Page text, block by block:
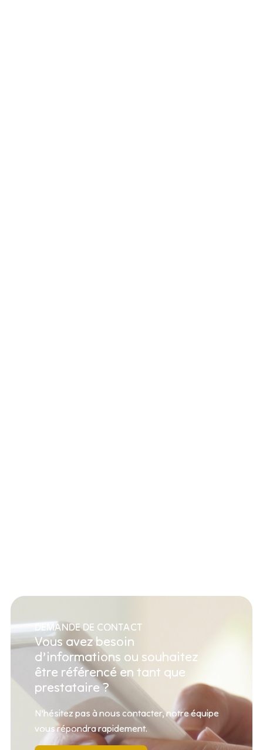
DEMANDE DE CONTACT
Vous avez besoin
d’informations ou souhaitez
être référencé en tant que
prestataire ?
N’hésitez pas à nous contacter, notre équipe
vous répondra rapidement.